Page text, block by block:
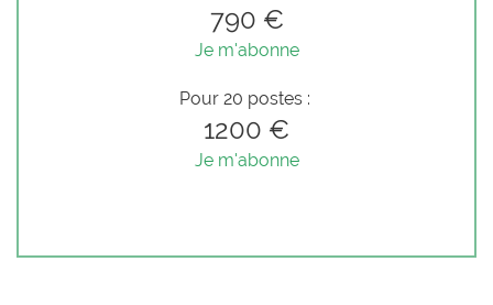
790 €
Je m'abonne
Pour 20 postes :
1200 €
Je m'abonne